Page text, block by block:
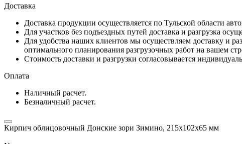
Доставка
Доставка продукции осуществляется по Тульской области
Для участков без подъездных путей доставка и разгрузка
Для удобства наших клиентов мы осуществляем доставку и
оптимального планирования разгрузочных работ на вашем
Стоимость доставки и разгрузки согласовывается
Оплата
Наличный расчет.
Безналичный расчет.
Кирпич облицовочный Донские зори Зимино, 215х102х65 мм